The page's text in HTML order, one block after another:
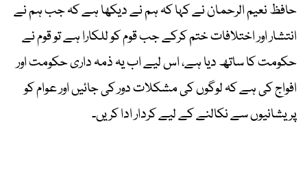
حافظ نعیم الرحمان نے کہا کہ ہم نے دیکھا ہے کہ جب ہم نے
انتشار اور اختلافات ختم کرکے جب قوم کو للکارا ہے تو قوم نے
حکومت کا ساتھ دیا ہے، اس لیے اب یہ ذمہ داری حکومت اور
افواج کی ہے کہ لوگوں کی مشکلات دور کی جائیں اور عوام کو
پریشانیوں سے نکالنے کے لیے کردار ادا کریں۔